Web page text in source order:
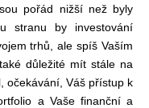
pořád nižší než byly
stranu by investování
trhů, ale spíš Vaším
důležité mít stále na
očekávání, Váš přístup k
a Vaše finanční a